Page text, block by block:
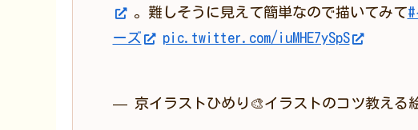
。難しそうに見えて簡単なので描いてみて
ーズ
pic.twitter.com/iuMHE7ySpS
— 京イラストひめり🎨イラストのコツ教える